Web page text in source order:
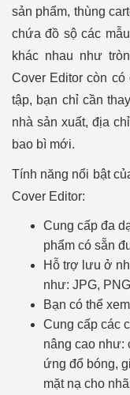
sản phẩm, thùng
chứa đồ sộ các
khác nhau như
Cover Editor còn
tập, bạn chỉ cần
nhà sản xuất, địa
bao bì mới.
Tính năng nổi bật
Cover Editor:
Cung cấp đa
phẩm có sẵn
Hỗ trợ lưu ở
như: JPG,
Bạn có thể
Cung cấp các
nâng cao như:
ứng đổ bóng,
mặt nạ cho